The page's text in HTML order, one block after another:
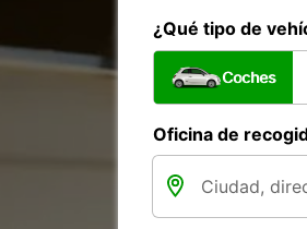
¿Qué tipo de
Coches
Oficina de